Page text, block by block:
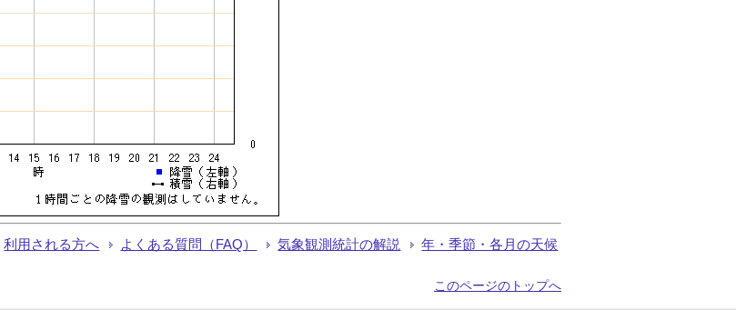
利用される方へ よくある質問（FAQ） 気象観測統計の解説 年・季節・各月の天候
このページのトップへ